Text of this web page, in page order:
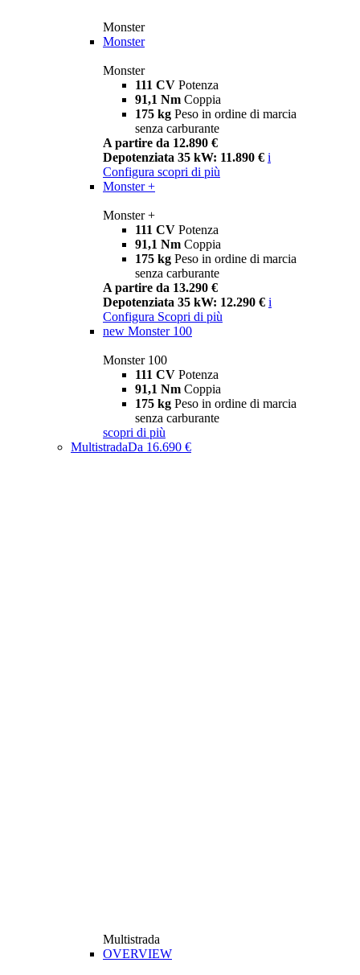
Monster
Monster
Monster
111 CV Potenza
91,1 Nm Coppia
175 kg Peso in ordine di marcia
senza carburante
A partire da 12.890 €
Depotenziata 35 kW: 11.890 € i
Configura scopri di più
Monster +
Monster +
111 CV Potenza
91,1 Nm Coppia
175 kg Peso in ordine di marcia
senza carburante
A partire da 13.290 €
Depotenziata 35 kW: 12.290 € i
Configura Scopri di più
new Monster 100
Monster 100
111 CV Potenza
91,1 Nm Coppia
175 kg Peso in ordine di marcia
senza carburante
scopri di più
MultistradaDa 16.690 €
Multistrada
OVERVIEW